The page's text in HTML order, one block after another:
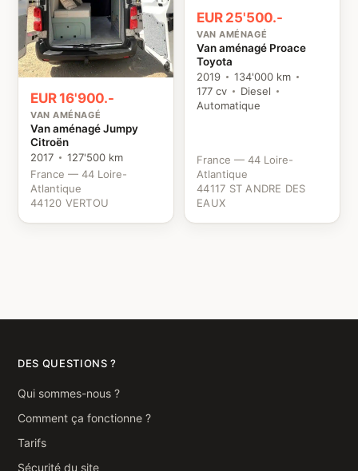
EUR 16'900.-
VAN AMÉNAGÉ
Van aménagé Jumpy
Citroën
2017
127'500 km
France — 44 Loire-
Atlantique
44120 VERTOU
EUR 25'500.-
VAN AMÉNAGÉ
Van aménagé Proace
Toyota
2019
134'000 km
177 cv
Diesel
Automatique
France — 44 Loire-
Atlantique
44117 ST ANDRE DES
EAUX
DES QUESTIONS ?
Qui sommes-nous ?
Comment ça fonctionne ?
Tarifs
Sécurité du site